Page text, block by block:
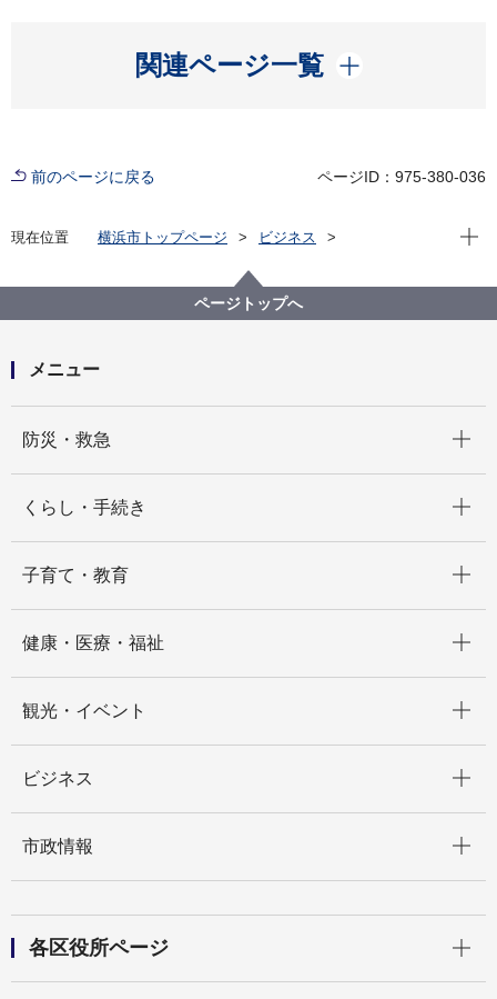
関連ページ一覧
開く
前のページに戻る ページID：975-380-036
現在位置 横浜市トップページ
ビジネス
公共建築写真集
令和5年度 完成写真
新吉田第二小学校（改修）
現在
ページトップへ
メニュー
防災・救急
くらし・手続き
子育て・教育
健康・医療・福祉
観光・イベント
ビジネス
市政情報
各区役所ページ